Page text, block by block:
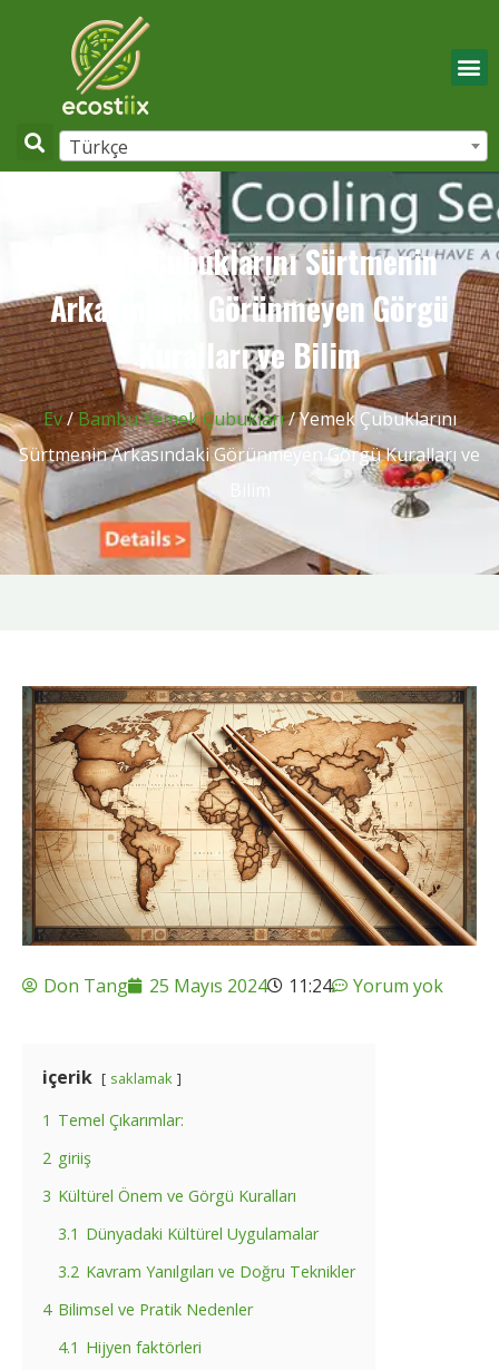
Türkçe
Yemek Çubuklarını Sürtmenin
Arkasındaki Görünmeyen Görgü
Kuralları ve Bilim
Ev/Bambu Yemek Çubukları/ Yemek Çubuklarını
Sürtmenin Arkasındaki Görünmeyen Görgü Kuralları ve
Don Tang 25 Mayıs 2024 11:24 Yorum yok
içerik saklamak
1 Temel Çıkarımlar:
2 giriiş
3 Kültürel Önem ve Görgü Kuralları
3.1 Dünyadaki Kültürel Uygulamalar
3.2 Kavram Yanılgıları ve Doğru Teknikler
4 Bilimsel ve Pratik Nedenler
4.1 Hijyen faktörleri